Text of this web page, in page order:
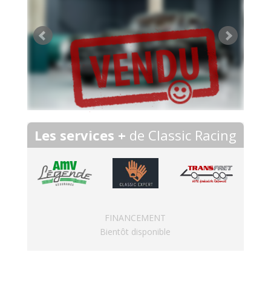
Les services + de Classic Racing
FINANCEMENT
Bientôt disponible